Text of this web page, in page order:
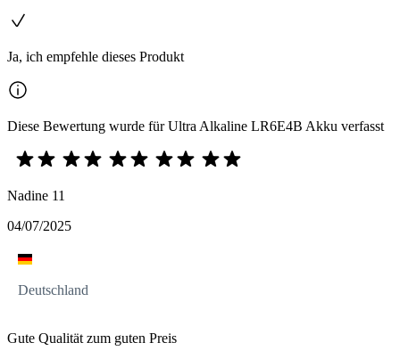
Ja, ich empfehle dieses Produkt
Diese Bewertung wurde für Ultra Alkaline LR6E4B Akku verfasst
Nadine 11
04/07/2025
Deutschland
Gute Qualität zum guten Preis